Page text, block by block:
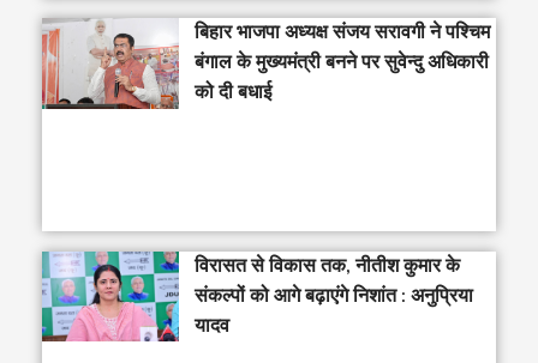
‎बिहार भाजपा अध्यक्ष संजय सरावगी ने पश्चिम
बंगाल के मुख्यमंत्री बनने पर सुवेन्दु अधिकारी
को दी बधाई
विरासत से विकास तक, नीतीश कुमार के
संकल्पों को आगे बढ़ाएंगे निशांत : अनुप्रिया
यादव